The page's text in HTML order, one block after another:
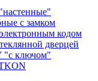
с замком
кодом
дверцей
"с ключом"